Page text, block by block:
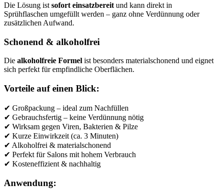
Die Lösung ist sofort einsatzbereit und kann direkt in
Sprühflaschen umgefüllt werden – ganz ohne Verdünnung oder
zusätzlichen Aufwand.
Schonend & alkoholfrei
Die alkoholfreie Formel ist besonders materialschonend und eignet
sich perfekt für empfindliche Oberflächen.
Vorteile auf einen Blick:
✔ Großpackung – ideal zum Nachfüllen
✔ Gebrauchsfertig – keine Verdünnung nötig
✔ Wirksam gegen Viren, Bakterien & Pilze
✔ Kurze Einwirkzeit (ca. 3 Minuten)
✔ Alkoholfrei & materialschonend
✔ Perfekt für Salons mit hohem Verbrauch
✔ Kosteneffizient & nachhaltig
Anwendung: